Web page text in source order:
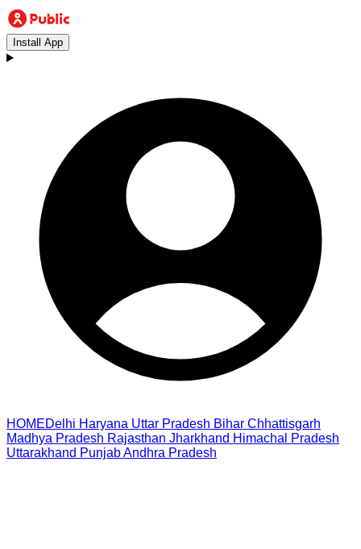
Install App
HOMEDelhi Haryana Uttar Pradesh Bihar Chhattisgarh
Madhya Pradesh Rajasthan Jharkhand Himachal Pradesh
Uttarakhand PunjabAndhra Pradesh